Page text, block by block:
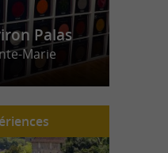
Palas
Marie